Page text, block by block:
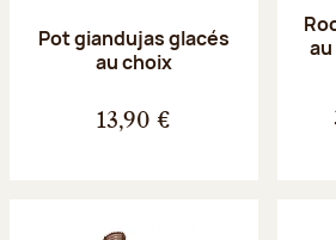
Pot giandujas glacés
au choix
13,90 €